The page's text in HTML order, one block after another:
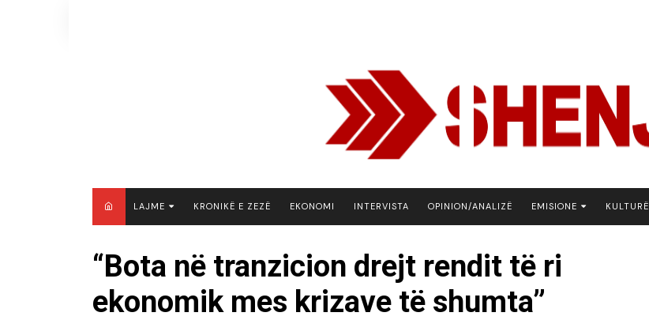
LAJME
KOSOVË
KRONIKË E ZEZË EKONOMI INTERVISTA OPINION/ANALIZË EMISIONE
BOTA NE FOKUS
EKONOMIKS
KULTURË
“Bota në tranzicion drejt rendit të ri
ekonomik mes krizave të shumta”